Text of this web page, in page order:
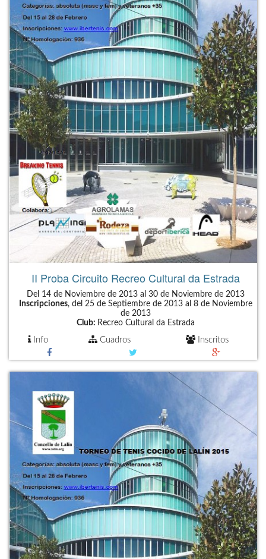
II Proba Circuito Recreo Cultural da Estrada
Del 14 de Noviembre de 2013 al 30 de Noviembre de 2013
Inscripciones, del 25 de Septiembre de 2013 al 8 de Noviembre
de 2013
Club: Recreo Cultural da Estrada
Info Cuadros Inscritos